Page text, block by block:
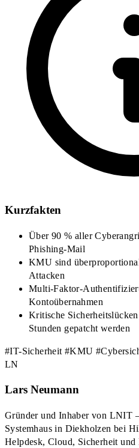
Kurzfakten
Über 90 % aller
Phishing-Mail
KMU sind
Attacken
Multi-Faktor-
Kontoübernahmen
Kritische
Stunden gepatcht werden
#IT-Sicherheit#KMU
LN
Lars Neumann
Gründer und Inhaber von LNIT
Systemhaus in Diekholzen bei
Helpdesk, Cloud, Sicherheit